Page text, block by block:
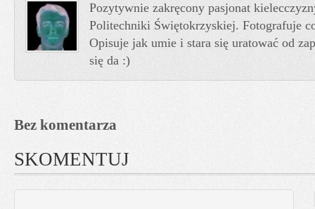
Pozytywnie zakręcony pasjonat
Politechniki Świętokrzyskiej. Fotografuje
Opisuje jak umie i stara się uratować od
się da :)
Bez komentarza
SKOMENTUJ